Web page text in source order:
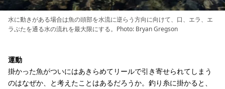
水に動きがある場合は魚の頭部を水流に逆らう方向に向けて、口、エラ、エ
ラぶたを通る水の流れを最大限にする。Photo: Bryan Gregson
運動
掛かった魚がついにはあきらめてリールで引き寄せられてしまう
のはなぜか、と考えたことはあるだろうか。釣り糸に掛かると、